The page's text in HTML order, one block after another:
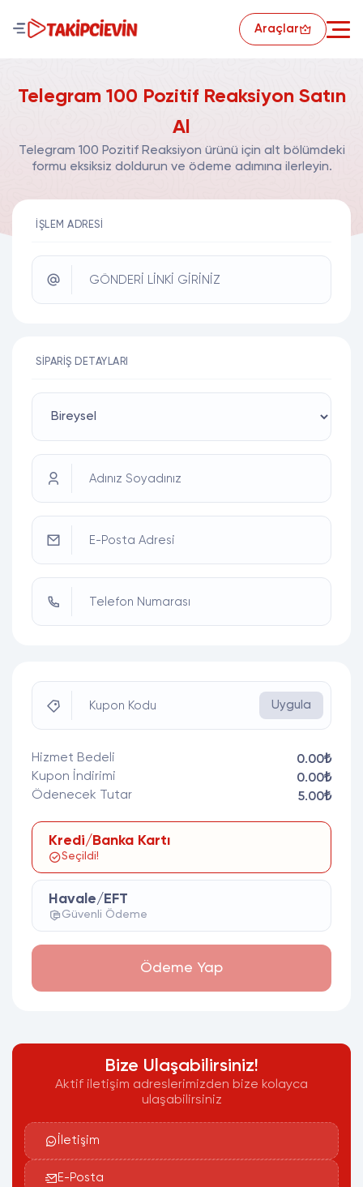
Araçlar
Telegram 100 Pozitif Reaksiyon Satın
Al
Telegram 100 Pozitif Reaksiyon ürünü için alt bölümdeki
formu eksiksiz doldurun ve ödeme adımına ilerleyin.
İŞLEM ADRESI
GÖNDERİ LİNKİ GİRİNİZ
SIPARIŞ DETAYLARI
Adınız Soyadınız
E-Posta Adresi
Telefon Numarası
Kupon Kodu Uygula
Hizmet Bedeli
0.00₺
Kupon İndirimi
0.00₺
Ödenecek Tutar
5.00₺
Kredi/Banka Kartı
Seçildi!
Havale/EFT
Güvenli Ödeme
Ödeme Yap
Bize Ulaşabilirsiniz!
Aktif iletişim adreslerimizden bize kolayca
ulaşabilirsiniz
İletişim
E-Posta